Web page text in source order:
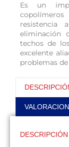
Es un
eliminación
techos de
excelente
problemas
DESCRIPCIÓN